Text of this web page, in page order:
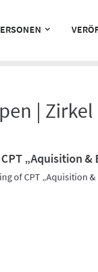
|
„Aquisition &
of CPT „Aquisition &